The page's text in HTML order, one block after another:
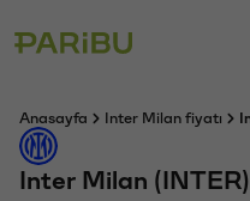
Anasayfa Inter Milan fiyatı
Inter Milan